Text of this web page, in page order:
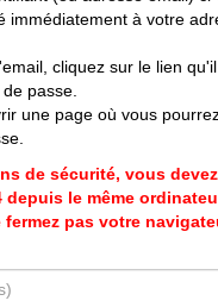
immédiatement à votre
cliquez sur le lien
passe.
une page où vous
de sécurité, vous devez
le même
fermez pas votre